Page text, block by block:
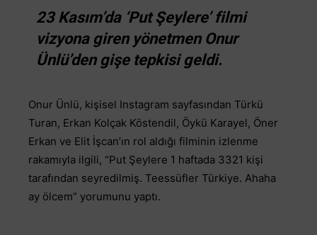
23 Kasım’da ‘Put Şeylere’ filmi
vizyona giren yönetmen Onur
Ünlü’den gişe tepkisi geldi.
Onur Ünlü, kişisel Instagram sayfasından Türkü
Turan, Erkan Kolçak Köstendil, Öykü Karayel, Öner
Erkan ve Elit İşcan’ın rol aldığı filminin izlenme
rakamıyla ilgili, “Put Şeylere 1 haftada 3321 kişi
tarafından seyredilmiş. Teessüfler Türkiye. Ahaha
ay ölcem” yorumunu yaptı.